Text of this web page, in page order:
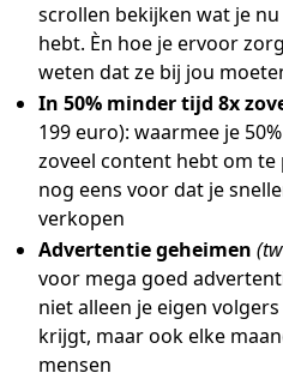
scrollen bekijken wat je
hebt. Èn hoe je ervoor
weten dat ze bij jou
In 50% minder tijd 8x
199 euro): waarmee je
zoveel content hebt om
nog eens voor dat je
verkopen
Advertentie geheimen
voor mega goed
niet alleen je eigen
krijgt, maar ook elke
mensen